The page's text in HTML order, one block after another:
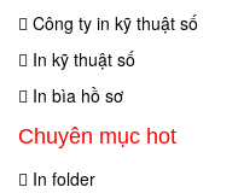
Công ty in kỹ thuật số
In kỹ thuật số
In bìa hồ sơ
Chuyên mục hot
In folder